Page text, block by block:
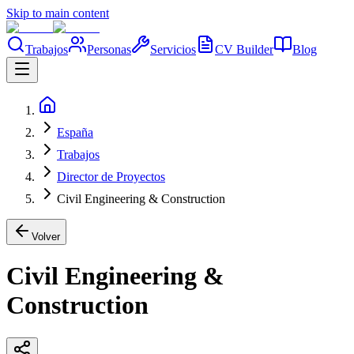
Skip to main content
Trabajos Personas Servicios CV Builder Blog
España
Trabajos
Director de Proyectos
Civil Engineering & Construction
Volver
Civil Engineering &
Construction